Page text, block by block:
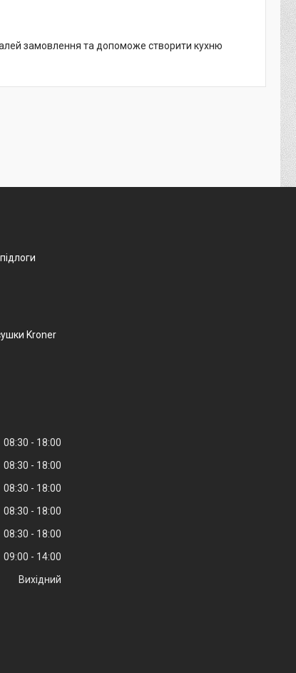
замовлення та допоможе створити кухню
Kroner
08:30
18:00
08:30
18:00
08:30
18:00
08:30
18:00
08:30
18:00
09:00
14:00
Вихідний